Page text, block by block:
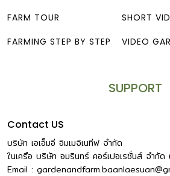
FARM TOUR
FARMING STEP BY STEP
SHORT
VIDEO
SUPPORT
Contact US
บริษัท เอเอ็มอี อิมเมจิเนทีฟ จำกัด
ในเครือ บริษัท อมรินทร์ คอร์เปอเรชั่นส์ จำกัด
Email :